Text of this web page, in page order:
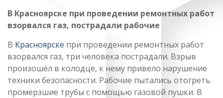
В Красноярске при проведении ремонтных работ
взорвался газ, пострадали рабочие
В Красноярске при проведении ремонтных работ
взорвался газ, три человека пострадали. Взрыв
произошёл в колодце, к нему привело нарушение
техники безопасности. Рабочие пытались отогреть
промерзшие трубы с помощью газовой пушки. В